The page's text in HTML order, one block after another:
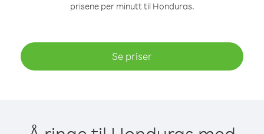
prisene per minutt til Honduras.
Se priser